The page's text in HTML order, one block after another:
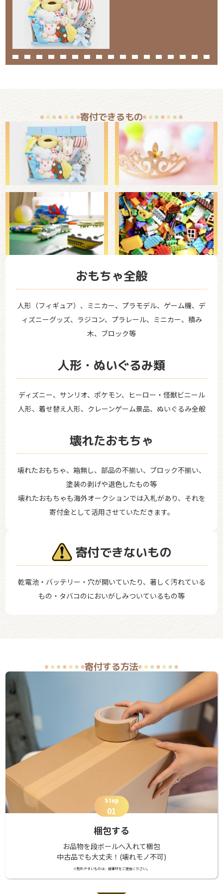
寄付できるもの
おもちゃ全般
人形（フィギュア）、ミニカー、プラモデル、ゲーム機、デ
ィズニーグッズ、ラジコン、プラレール、ミニカー、積み
木、ブロック等
人形・ぬいぐるみ類
ディズニー、サンリオ、ポケモン、ヒーロー・怪獣ビニール
人形、着せ替え人形、クレーンゲーム景品、ぬいぐるみ全般
壊れたおもちゃ
壊れたおもちゃ、箱無し、部品の不揃い、ブロック不揃い、
塗装の剥げや退色したもの等
壊れたおもちゃも海外オークションでは入札があり、それを
寄付金として活用させていただきます。
寄付できないもの
乾電池・バッテリー・穴が開いていたり、著しく汚れている
もの・タバコのにおいがしみついているもの等
寄付する方法
Step
01
梱包する
お品物を段ボールへ入れて梱包
中古品でも大丈夫！(壊れモノ不可)
※割れやすいものは、緩衝材をご使用ください。